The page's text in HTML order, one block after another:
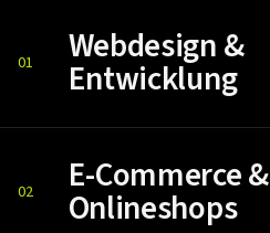
01 Webdesign &
Entwicklung
02 E-Commerce &
Onlineshops